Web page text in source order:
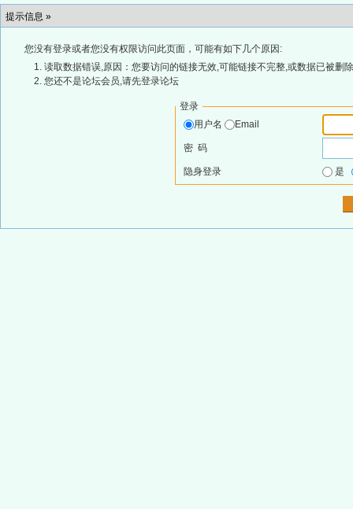
提示信息 »
您没有登录或者您没有权限访问此页面，可能有如下几个原因:
读取数据错误,原因：您要访问的链接无效,可能链接不完整,或数据已被删
您还不是论坛会员,请先登录论坛
登录
用户名
Email
密 码
隐身登录 是